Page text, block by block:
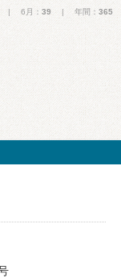
| 6月： 39 | 年間： 365